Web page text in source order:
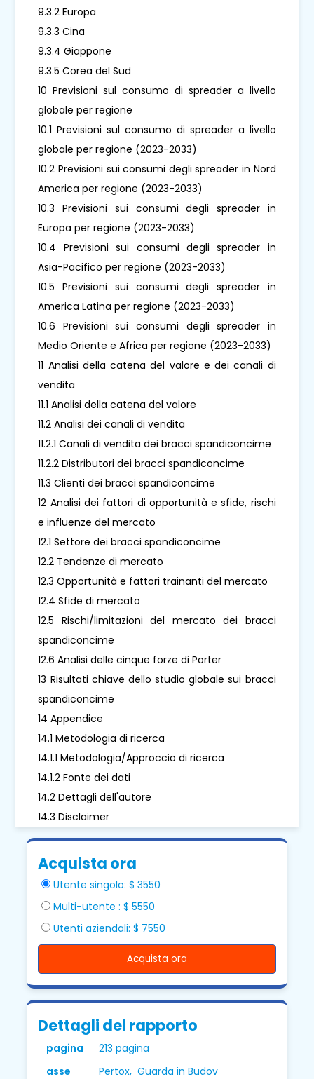
9.3.2 Europa
9.3.3 Cina
9.3.4 Giappone
9.3.5 Corea del Sud
10 Previsioni sul consumo di spreader a livello
globale per regione
10.1 Previsioni sul consumo di spreader a livello
globale per regione (2023-2033)
10.2 Previsioni sui consumi degli spreader in Nord
America per regione (2023-2033)
10.3 Previsioni sui consumi degli spreader in
Europa per regione (2023-2033)
10.4 Previsioni sui consumi degli spreader in
Asia-Pacifico per regione (2023-2033)
10.5 Previsioni sui consumi degli spreader in
America Latina per regione (2023-2033)
10.6 Previsioni sui consumi degli spreader in
Medio Oriente e Africa per regione (2023-2033)
11 Analisi della catena del valore e dei canali di
vendita
11.1 Analisi della catena del valore
11.2 Analisi dei canali di vendita
11.2.1 Canali di vendita dei bracci spandiconcime
11.2.2 Distributori dei bracci spandiconcime
11.3 Clienti dei bracci spandiconcime
12 Analisi dei fattori di opportunità e sfide, rischi
e influenze del mercato
12.1 Settore dei bracci spandiconcime
12.2 Tendenze di mercato
12.3 Opportunità e fattori trainanti del mercato
12.4 Sfide di mercato
12.5 Rischi/limitazioni del mercato dei bracci
spandiconcime
12.6 Analisi delle cinque forze di Porter
13 Risultati chiave dello studio globale sui bracci
spandiconcime
14 Appendice
14.1 Metodologia di ricerca
14.1.1 Metodologia/Approccio di ricerca
14.1.2 Fonte dei dati
14.2 Dettagli dell'autore
14.3 Disclaimer
Acquista ora
Utente singolo: $ 3550
Multi-utente : $ 5550
Utenti aziendali: $ 7550
Acquista ora
Dettagli del rapporto
pagina
213 pagina
asse
Pertox, Guarda in Budov